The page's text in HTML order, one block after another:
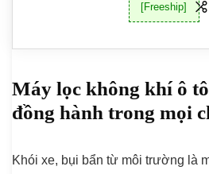
[Freeship]
Máy lọc không khí ô
đồng hành trong mọi
Khói xe, bụi bẩn từ môi trường là